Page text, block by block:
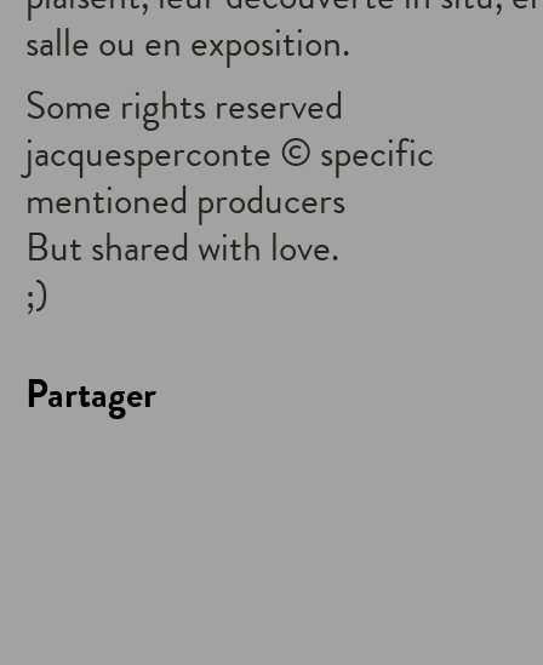
salle ou en exposition.
Some rights reserved
jacquesperconte © specific
mentioned producers
But shared with love.
;)
Partager